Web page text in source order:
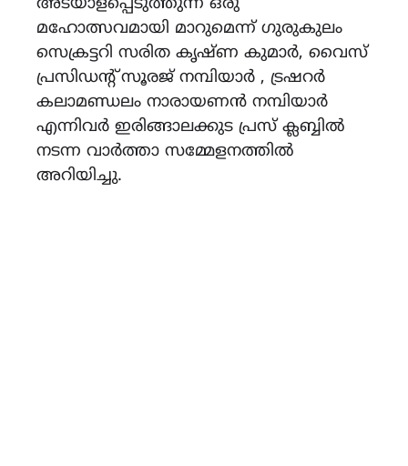
മഹോത്സവമായി മാറുമെന്ന് ഗുരുകുലം
സെക്രട്ടറി സരിത കൃഷ്ണ കുമാർ, വൈസ്
പ്രസിഡന്റ് സൂരജ് നമ്പിയാർ , ട്രഷറർ
കലാമണ്ഡലം നാരായണൻ നമ്പിയാർ
എന്നിവർ ഇരിങ്ങാലക്കുട പ്രസ് ക്ലബ്ബിൽ
നടന്ന വാർത്താ സമ്മേളനത്തിൽ
അറിയിച്ചു.